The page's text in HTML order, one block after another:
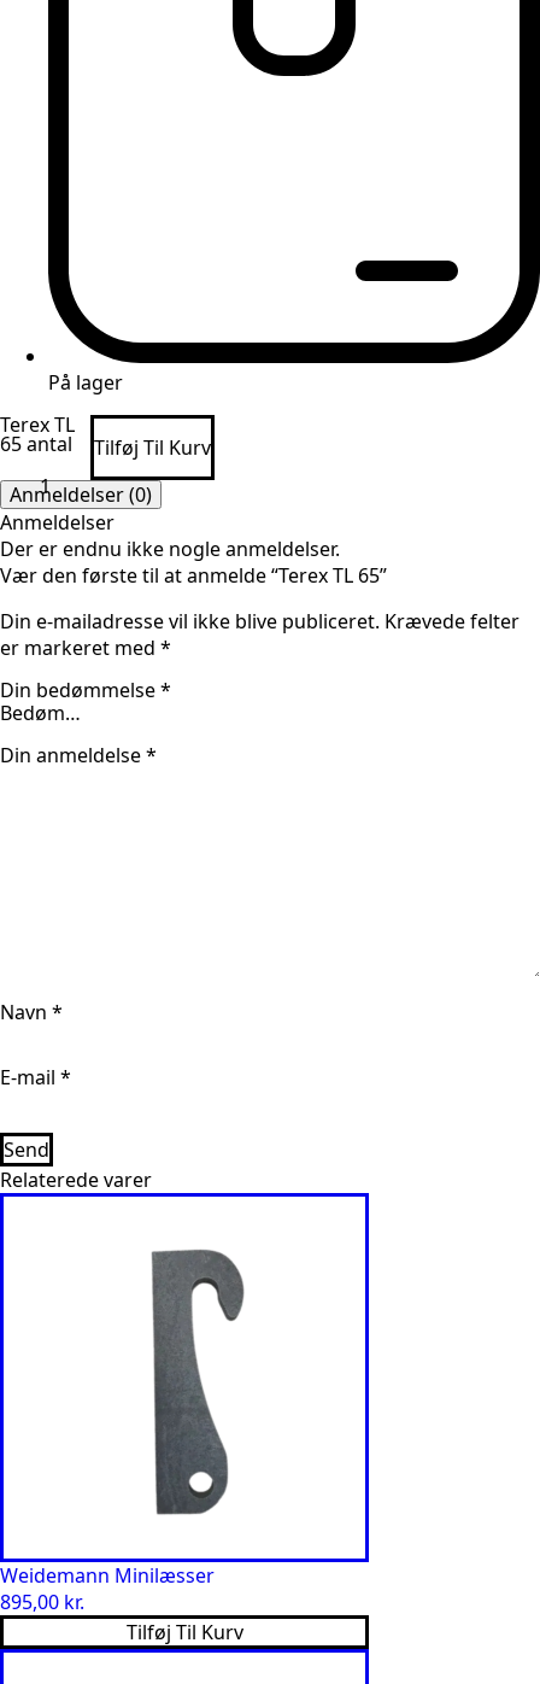
På lager
Terex TL
65 antal
Tilføj Til Kurv
Anmeldelser (0)
Anmeldelser
Der er endnu ikke nogle anmeldelser.
Vær den første til at anmelde “Terex TL 65”
Din e-mailadresse vil ikke blive publiceret. Krævede felter
er markeret med *
Din bedømmelse*
Din anmeldelse*
Navn *
E-mail *
Relaterede varer
Weidemann Minilæsser
895,00 kr.
Tilføj Til Kurv